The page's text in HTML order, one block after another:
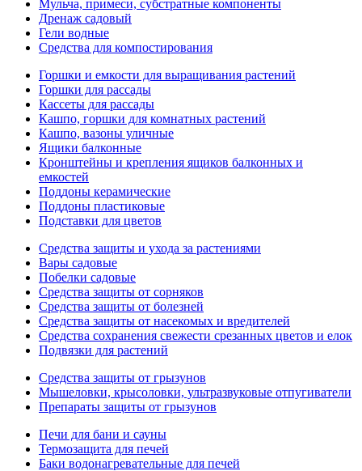
Мульча, примеси, субстратные компоненты
Дренаж садовый
Гели водные
Средства для компостирования
Горшки и емкости для выращивания растений
Горшки для рассады
Кассеты для рассады
Кашпо, горшки для комнатных растений
Кашпо, вазоны уличные
Ящики балконные
Кронштейны и крепления ящиков балконных и
емкостей
Поддоны керамические
Поддоны пластиковые
Подставки для цветов
Средства защиты и ухода за растениями
Вары садовые
Побелки садовые
Средства защиты от сорняков
Средства защиты от болезней
Средства защиты от насекомых и вредителей
Средства сохранения свежести срезанных цветов и елок
Подвязки для растений
Средства защиты от грызунов
Мышеловки, крысоловки, ультразвуковые отпугиватели
Препараты защиты от грызунов
Печи для бани и сауны
Термозащита для печей
Баки водонагревательные для печей